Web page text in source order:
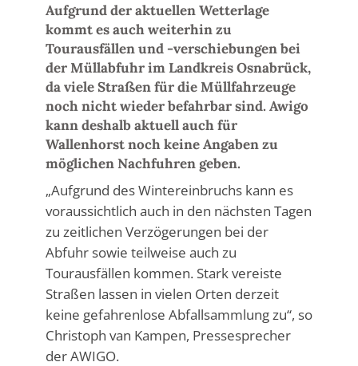
Aufgrund der aktuellen Wetterlage
kommt es auch weiterhin zu
Tourausfällen und -verschiebungen bei
der Müllabfuhr im Landkreis Osnabrück,
da viele Straßen für die Müllfahrzeuge
noch nicht wieder befahrbar sind. Awigo
kann deshalb aktuell auch für
Wallenhorst noch keine Angaben zu
möglichen Nachfuhren geben.
„Aufgrund des Wintereinbruchs kann es
voraussichtlich auch in den nächsten Tagen
zu zeitlichen Verzögerungen bei der
Abfuhr sowie teilweise auch zu
Tourausfällen kommen. Stark vereiste
Straßen lassen in vielen Orten derzeit
keine gefahrenlose Abfallsammlung zu“, so
Christoph van Kampen, Pressesprecher
der AWIGO.